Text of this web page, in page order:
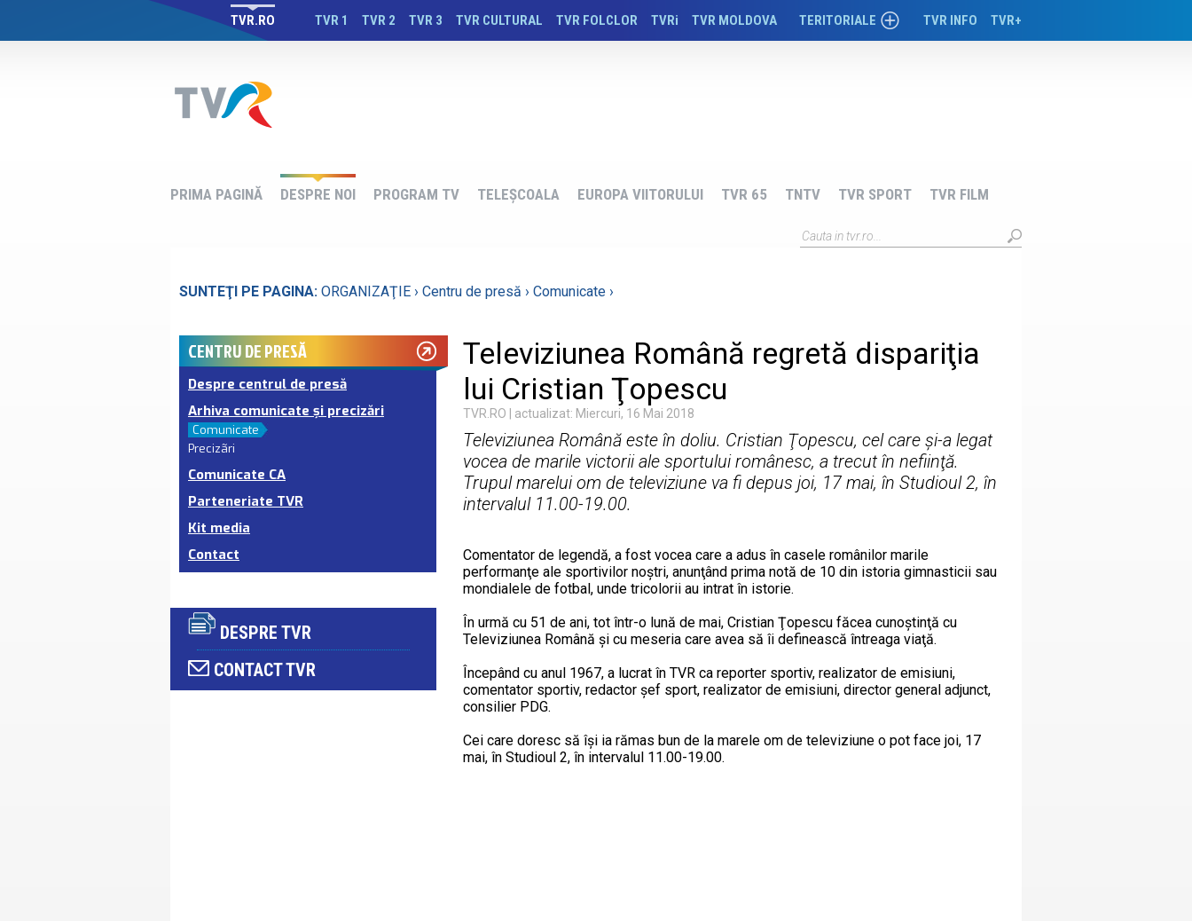
TVR+
TVR INFO
TERITORIALE
TÂRGU-MUREŞ
TVR MOLDOVA
TVRi
TVR FOLCLOR
TVR CULTURAL
TVR 3
TVR 2
TVR 1
TVR.RO
PRIMA PAGINĂ DESPRE NOI PROGRAM TV TELEȘCOALA EUROPA VIITORULUI TVR 65 TNTV TVR SPORT TVR FILM
SUNTEŢI PE PAGINA: ORGANIZAŢIE › Centru de presă › Comunicate ›
CENTRU DE PRESĂ
Despre centrul de presă
Arhiva comunicate şi precizări
Comunicate
Precizãri
Comunicate CA
Parteneriate TVR
Kit media
Contact
DESPRE TVR
CONTACT TVR
Televiziunea Română regretă dispariţia
lui Cristian Ţopescu
TVR.RO | actualizat: Miercuri, 16 Mai 2018
Televiziunea Română este în doliu. Cristian Ţopescu, cel care şi-a legat
vocea de marile victorii ale sportului românesc, a trecut în nefiinţă.
Trupul marelui om de televiziune va fi depus joi, 17 mai, în Studioul 2, în
intervalul 11.00-19.00.
Comentator de legendă, a fost vocea care a adus în casele românilor marile
performanţe ale sportivilor noştri, anunţând prima notă de 10 din istoria gimnasticii sau
mondialele de fotbal, unde tricolorii au intrat în istorie.
În urmă cu 51 de ani, tot într-o lună de mai, Cristian Ţopescu făcea cunoştinţă cu
Televiziunea Română şi cu meseria care avea să îi definească întreaga viaţă.
Începând cu anul 1967, a lucrat în TVR ca reporter sportiv, realizator de emisiuni,
comentator sportiv, redactor şef sport, realizator de emisiuni, director general adjunct,
consilier PDG.
Cei care doresc să îşi ia rămas bun de la marele om de televiziune o pot face joi, 17
mai, în Studioul 2, în intervalul 11.00-19.00.